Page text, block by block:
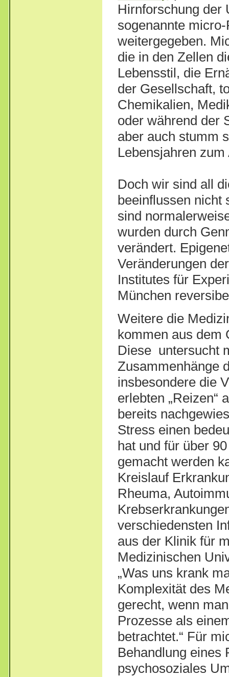
Hirnforschung der
sogenannte
weitergegeben.
die in den Zellen
Lebensstil, die
der Gesellschaft,
Chemikalien,
oder während der
aber auch stumm
Lebensjahren
Doch wir sind all
beeinflussen nicht
sind
wurden durch
verändert.
Veränderungen
Institutes für
München
Weitere die
kommen aus dem
Diese untersucht
Zusammenhänge
insbesondere die
erlebten „Reizen“
bereits
Stress einen
hat und für über
gemacht werden
Kreislauf
Rheuma,
verschiedensten
aus der Klinik für
Medizinischen
„Was uns krank
Komplexität des
gerecht, wenn
Prozesse als
betrachtet.“ Für
Behandlung eines
psychosoziales